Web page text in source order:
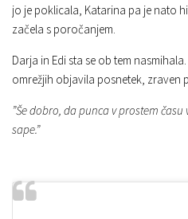
jo je poklicala, Katarina pa je nato
začela s poročanjem.
Darja in Edi sta se ob tem
omrežjih objavila posnetek, zraven
”Še dobro, da punca v prostem
sape.”